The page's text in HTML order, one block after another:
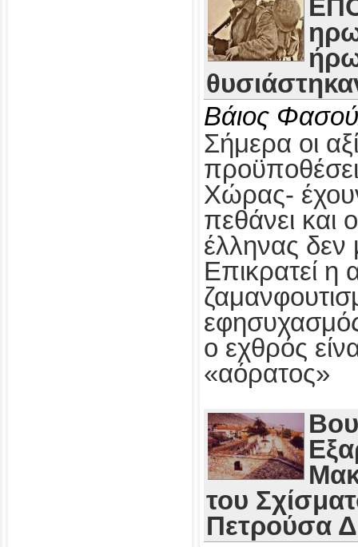
Βάιος
Σήμερα οι
Χώρας-
πεθάνει και
έλληνας δεν
Επικρατεί η
ο εχθρός
«αόρατος»
του
Πετρούσα